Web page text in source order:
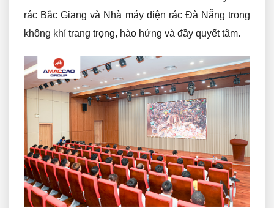
rác Bắc Giang và Nhà máy điện rác Đà Nẵng trong
không khí trang trọng, hào hứng và đầy quyết tâm.